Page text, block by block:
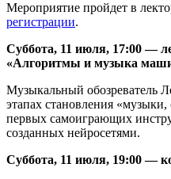
Мероприятие пройдет в
регистрации.
Суббота, 11 июля, 17:00 —
«Алгоритмы и музыка
Музыкальный обозреватель
этапах становления
первых самоиграющих
созданных нейросетями.
Суббота, 11 июля, 19:00 —